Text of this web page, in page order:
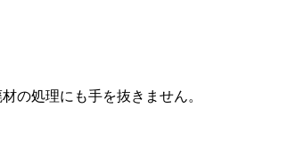
の処理にも手を抜きません。